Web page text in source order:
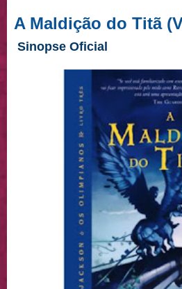
A Maldição do Titã
Sinopse Oficial